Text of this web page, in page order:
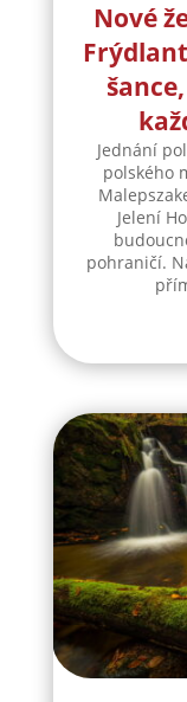
Nové
Jednání
polského
Jelení
pohraničí.